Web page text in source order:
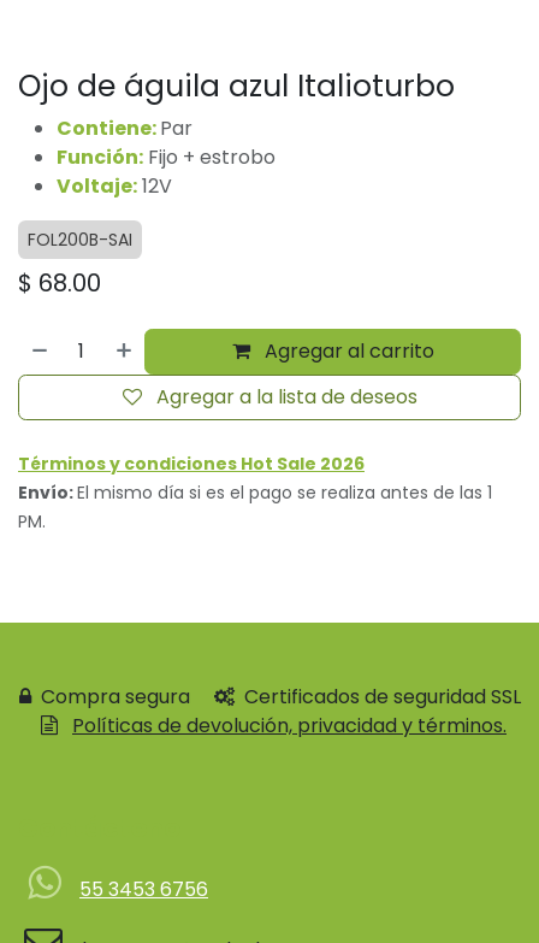
Ojo de águila azul Italioturbo
Contiene:Par
Función: Fijo + estrobo
Voltaje:12V
FOL200B-SAI
$ 68.00
Agregar al carrito
Agregar a la lista de deseos
Términos y condiciones Hot Sale 2026
Envío:El mismo día si es el pago se realiza antes de las 1
PM.
Compra segura
Certificados de seguridad SSL
Políticas de devolución, privacidad y términos.
55 3453 6756